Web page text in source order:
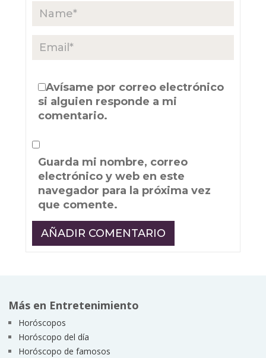
Avísame por correo electrónico
si alguien responde a mi
comentario.
Guarda mi nombre, correo
electrónico y web en este
navegador para la próxima vez
que comente.
Más en Entretenimiento
Horóscopos
Horóscopo del día
Horóscopo de famosos